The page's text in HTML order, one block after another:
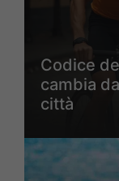
Codice
cambia
città